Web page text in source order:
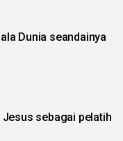
Dunia seandainya
sebagai pelatih